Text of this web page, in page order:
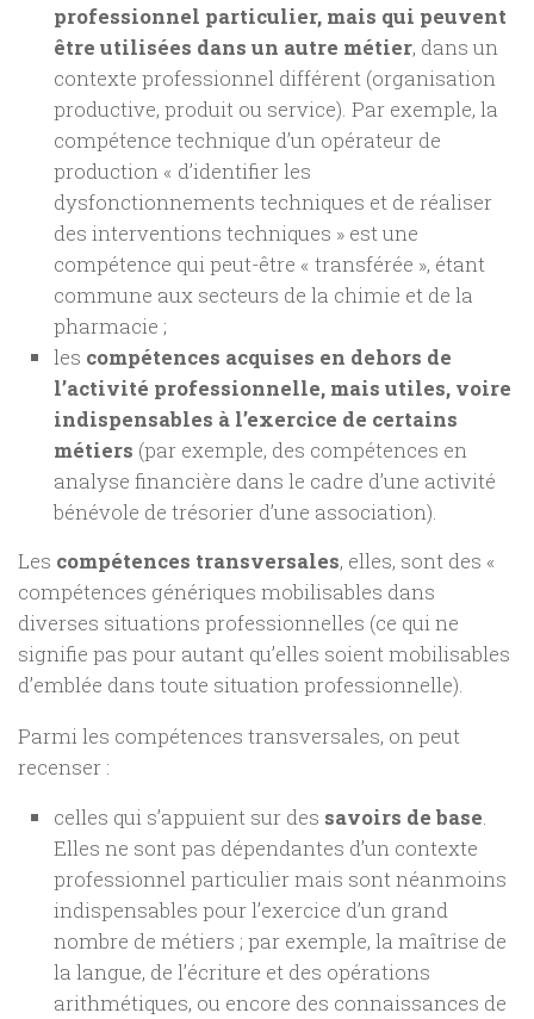
professionnel particulier, mais qui peuvent
être utilisées dans un autre métier, dans un
contexte professionnel différent (organisation
productive, produit ou service). Par exemple, la
compétence technique d’un opérateur de
production « d’identifier les
dysfonctionnements techniques et de réaliser
des interventions techniques » est une
compétence qui peut-être « transférée », étant
commune aux secteurs de la chimie et de la
pharmacie ;
les compétences acquises en dehors de
l’activité professionnelle, mais utiles, voire
indispensables à l’exercice de certains
métiers (par exemple, des compétences en
analyse financière dans le cadre d’une activité
bénévole de trésorier d’une association).
Les compétences transversales, elles, sont des «
compétences génériques mobilisables dans
diverses situations professionnelles (ce qui ne
signifie pas pour autant qu’elles soient mobilisables
d’emblée dans toute situation professionnelle).
Parmi les compétences transversales, on peut
recenser :
celles qui s’appuient sur des savoirs de base.
Elles ne sont pas dépendantes d’un contexte
professionnel particulier mais sont néanmoins
indispensables pour l’exercice d’un grand
nombre de métiers ; par exemple, la maîtrise de
la langue, de l’écriture et des opérations
arithmétiques, ou encore des connaissances de